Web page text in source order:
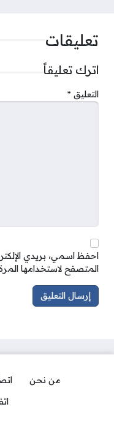
تعليقات
اترك تعليقاً
التعليق *
احفظ اسمي، بريدي
المتصفح لاستخدامها
من نحن